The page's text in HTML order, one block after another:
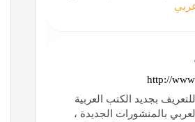
http://
بجديد الكتب العربية
بالمنشورات الجديدة ،